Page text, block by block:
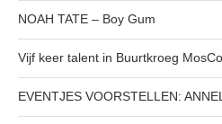
NOAH TATE – Boy Gum
Vijf keer talent in Buurtkroeg
EVENTJES VOORSTELLEN: